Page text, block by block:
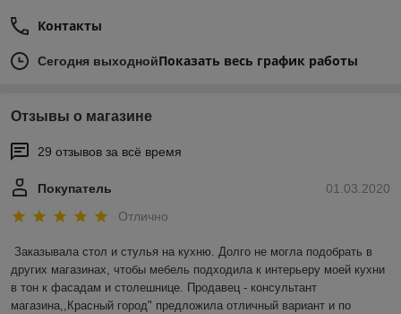
Контакты
Сегодня выходнойПоказать весь график работы
Отзывы о магазине
29 отзывов за всё время
01.03.2020
Покупатель
Отлично
Заказывала стол и стулья на кухню. Долго не могла подобрать в
других магазинах, чтобы мебель подходила к интерьеру моей кухни
в тон к фасадам и столешнице. Продавец - консультант
магазина,,Красный город" предложила отличный вариант и по